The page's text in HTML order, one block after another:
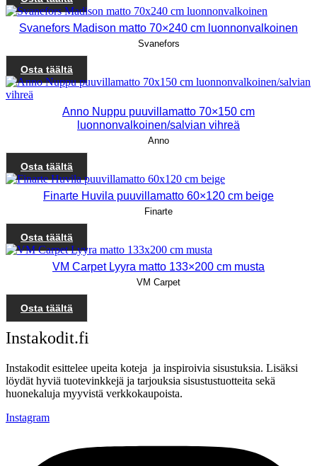
Svanefors Madison matto 70×240 cm luonnonvalkoinen
Svanefors
Osta täältä
Anno Nuppu puuvillamatto 70×150 cm
luonnonvalkoinen/salvian vihreä
Anno
Osta täältä
Finarte Huvila puuvillamatto 60×120 cm beige
Finarte
Osta täältä
VM Carpet Lyyra matto 133×200 cm musta
VM Carpet
Osta täältä
Instakodit.fi
Instakodit esittelee upeita koteja ja inspiroivia sisustuksia. Lisäksi
löydät hyviä tuotevinkkejä ja tarjouksia sisustustuotteita sekä
huonekaluja myyvistä verkkokaupoista.
Instagram